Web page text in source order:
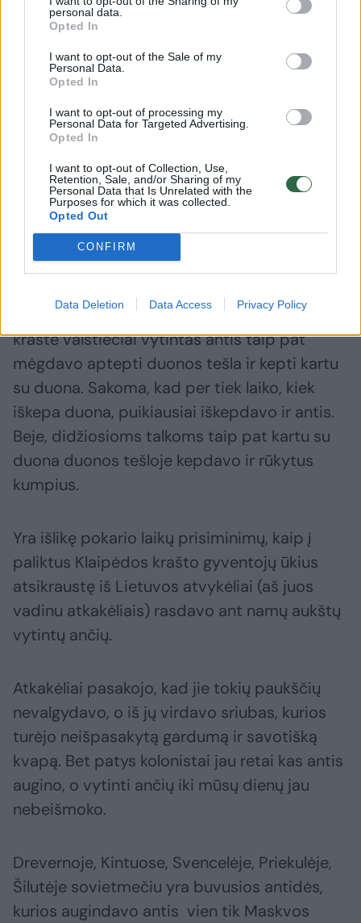
personal data.
Opted In
I want to opt-out of the Sale of my
Personal Data.
Opted In
I want to opt-out of processing my
Personal Data for Targeted Advertising.
Opted In
I want to opt-out of Collection, Use,
Retention, Sale, and/or Sharing of my
Personal Data that Is Unrelated with the
Purposes for which it was collected.
Opted Out
CONFIRM
Data Deletion Data Access Privacy Policy
neišsipurvintų apačioje supiltuose
grūduose).
Nokindavo antis 4 mėnesius. Nokintų
paukščių mėsa būdavo rausva, stangri, iš jos
sunkdavosi antiniai taukai. Nuo virvelių
išvyniotus paukščius sukabindavo atgal į
kriautes. Taip paruoštus paukščius vytindavo
2-3 metus, nes kuo ilgiau būdavo vytinamos
antys, tuo juos darydavosi skanesnėmis.
rūkydavo arba karštai, arba šaltai. Šilutės
krašte valstiečiai vytintas antis taip pat
mėgdavo aptepti duonos tešla ir kepti kartu
su duona. Sakoma, kad per tiek laiko, kiek
iškepa duona, puikiausiai iškepdavo ir antis.
Beje, didžiosioms talkoms taip pat kartu su
duona duonos tešloje kepdavo ir rūkytus
kumpius.
Yra išlikę pokario laikų prisiminimų, kaip į
paliktus Klaipėdos krašto gyventojų ūkius
atsikraustę iš Lietuvos atvykėliai (aš juos
vadinu atkakėliais) rasdavo ant namų aukštų
vytintų ančių.
Atkakėliai pasakojo, kad jie tokių paukščių
nevalgydavo, o iš jų virdavo sriubas, kurios
turėjo neišpasakytą gardumą ir savotišką
kvapą. Bet patys kolonistai jau retai kas antis
augino, o vytinti ančių iki mūsų dienų jau
nebeišmoko.
Drevernoje, Kintuose, Svencelėje, Priekulėje,
Šilutėje sovietmečiu yra buvusios antidės,
kurios augindavo antis vien tik Maskvos